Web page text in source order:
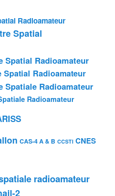
Radioamateur
Spatial
Spatial Radioamateur
Spatial Radioamateur
Spatiale Radioamateur
Radioamateur
CAS-4 A & B CCSTI CNES
radioamateur
2